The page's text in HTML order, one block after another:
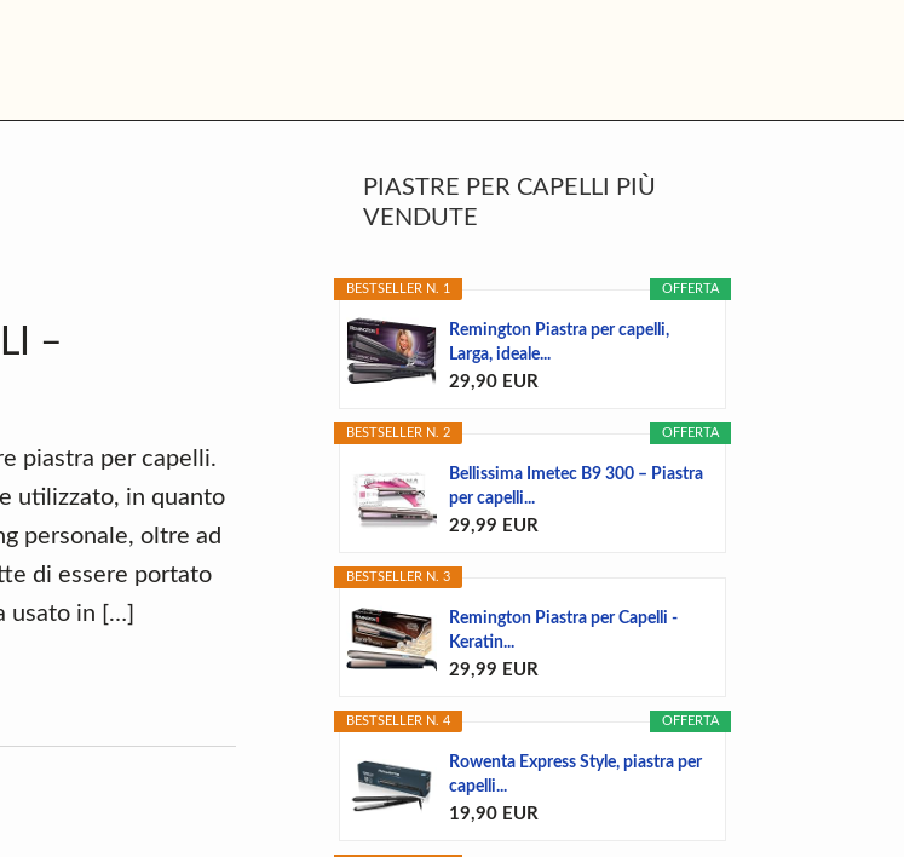
–
piastra per capelli.
utilizzato, in quanto
personale, oltre ad
di essere portato
usato in […]
Primary
Sidebar
PIASTRE PER CAPELLI PIÙ
VENDUTE
OFFERTA
BESTSELLER N. 1
Remington Piastra per capelli,
Larga, ideale...
29,90 EUR
OFFERTA
BESTSELLER N. 2
Bellissima Imetec B9 300 – Piastra
per capelli...
29,99 EUR
BESTSELLER N. 3
Remington Piastra per Capelli -
Keratin...
29,99 EUR
OFFERTA
BESTSELLER N. 4
Rowenta Express Style, piastra per
capelli...
19,90 EUR